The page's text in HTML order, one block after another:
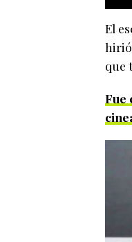
El
hirió
que
Fue